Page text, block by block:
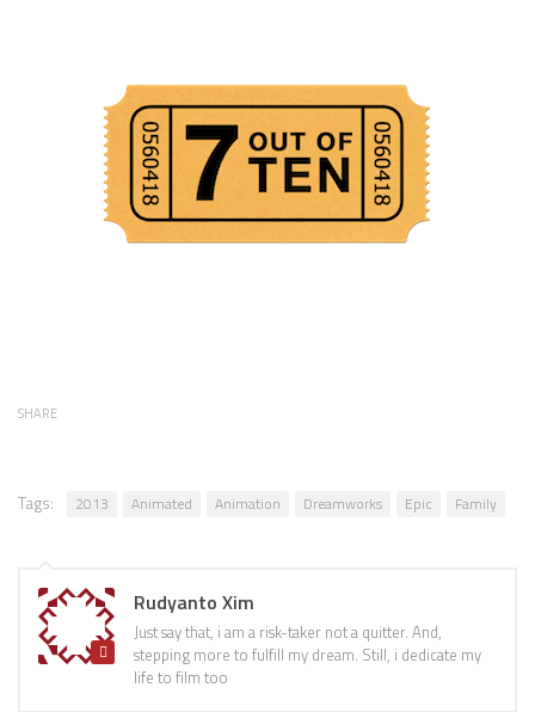
SHARE
Tags: 2013 Animated Animation Dreamworks Epic Family
Rudyanto Xim
Just say that, i am a risk-taker not a quitter. And,
stepping more to fulfill my dream. Still, i dedicate my
life to film too